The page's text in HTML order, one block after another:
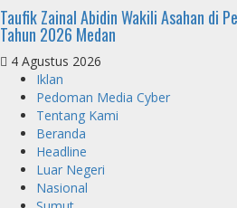
Taufik Zainal Abidin Wakili Asahan di
Tahun 2026 Medan
4 Agustus 2026
Iklan
Pedoman Media Cyber
Tentang Kami
Beranda
Headline
Luar Negeri
Nasional